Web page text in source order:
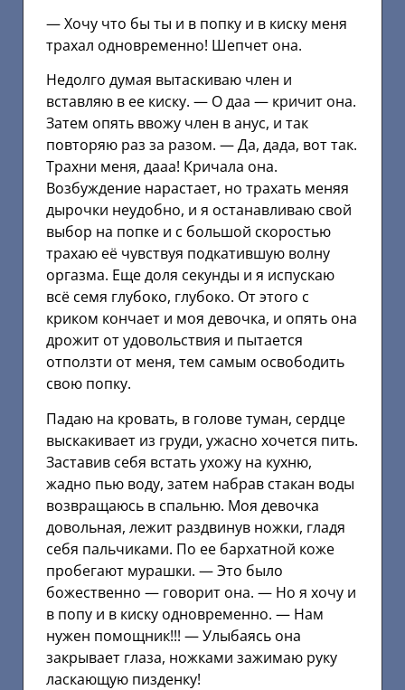
— Хочу что бы ты и в попку и в киску меня
трахал одновременно! Шепчет она.
Недолго думая вытаскиваю член и
вставляю в ее киску. — О даа — кричит она.
Затем опять ввожу член в анус, и так
повторяю раз за разом. — Да, дада, вот так.
Трахни меня, дааа! Кричала она.
Возбуждение нарастает, но трахать меняя
дырочки неудобно, и я останавливаю свой
выбор на попке и с большой скоростью
трахаю её чувствуя подкатившую волну
оргазма. Еще доля секунды и я испускаю
всё семя глубоко, глубоко. От этого с
криком кончает и моя девочка, и опять она
дрожит от удовольствия и пытается
отползти от меня, тем самым освободить
свою попку.
Падаю на кровать, в голове туман, сердце
выскакивает из груди, ужасно хочется пить.
Заставив себя встать ухожу на кухню,
жадно пью воду, затем набрав стакан воды
возвращаюсь в спальню. Моя девочка
довольная, лежит раздвинув ножки, гладя
себя пальчиками. По ее бархатной коже
пробегают мурашки. — Это было
божественно — говорит она. — Но я хочу и
в попу и в киску одновременно. — Нам
нужен помощник!!! — Улыбаясь она
закрывает глаза, ножками зажимаю руку
ласкающую пизденку!